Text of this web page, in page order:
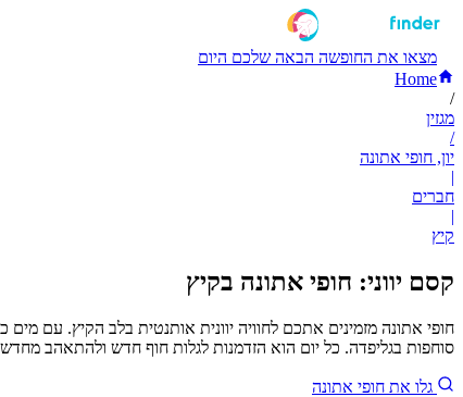
מצאו את החופשה הבאה שלכם היום
Home
/
מגזין
/
יון, חופי אתונה
|
חברים
|
קיץ
קסם יווני: חופי אתונה בקיץ
חופי אתונה מזמינים אתכם לחוויה יוונית אותנטית בלב הקיץ. עם מים
סוחפות בגליפדה. כל יום הוא הזדמנות לגלות חוף חדש ולהתאהב מחדש
גלו את חופי אתונה